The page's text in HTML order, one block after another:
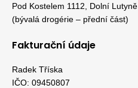
Pod Kostelem 1112, Dolní Lutyně
(bývalá drogérie – přední část)
Fakturační údaje
Radek Tříska
IČO: 09450807